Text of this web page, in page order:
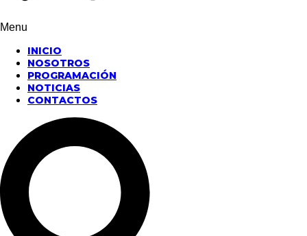
Menu
INICIO
NOSOTROS
PROGRAMACIÓN
NOTICIAS
CONTACTOS